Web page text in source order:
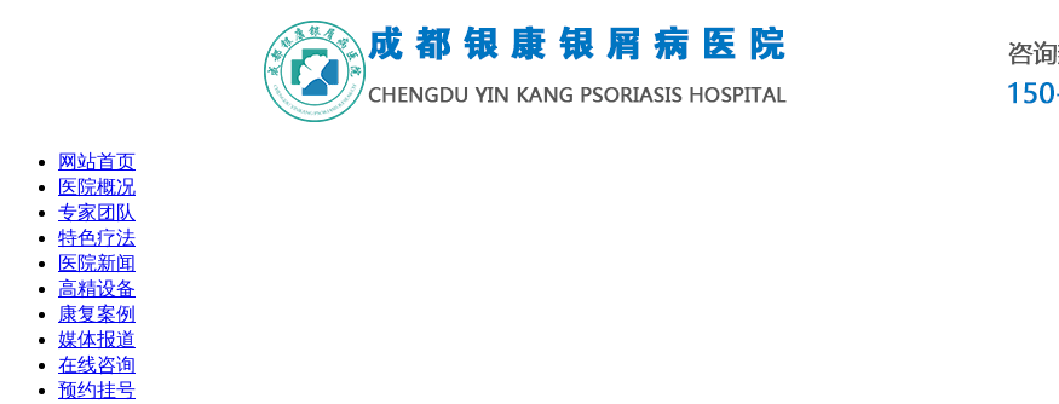
网站首页
医院概况
专家团队
特色疗法
医院新闻
高精设备
康复案例
媒体报道
在线咨询
预约挂号